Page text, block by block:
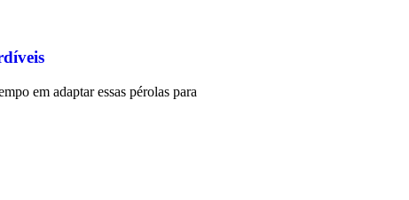
em adaptar essas pérolas para